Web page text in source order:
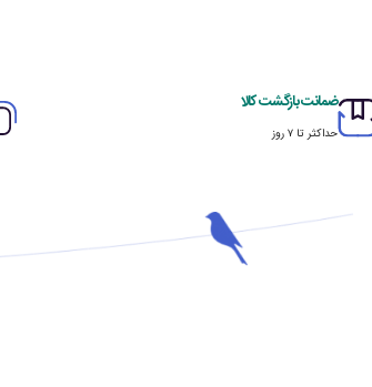
ضمانت بازگشت کالا
حداکثر تا ۷ روز